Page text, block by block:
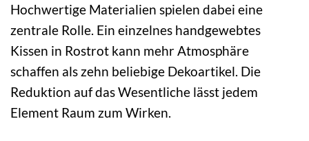
Hochwertige Materialien spielen dabei eine
zentrale Rolle. Ein einzelnes handgewebtes
Kissen in Rostrot kann mehr Atmosphäre
schaffen als zehn beliebige Dekoartikel. Die
Reduktion auf das Wesentliche lässt jedem
Element Raum zum Wirken.